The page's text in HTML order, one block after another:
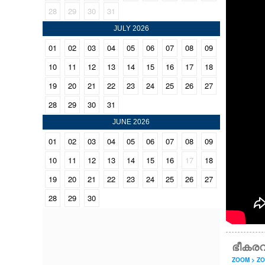
LIFESTYLE
28
29 30 31
JULY 2026
01 02 03 04 05 06 07 08
09
10
11 12 13 14 15 16 17
18
19
20 21 22 23 24 25 26
27
28
29 30 31
JUNE 2026
01 02 03 04 05 06 07 08
09
10
11 12 13 14 15 16 17
18
19
20 21 22 23 24 25 26
27
28
29 30
ZOOM >